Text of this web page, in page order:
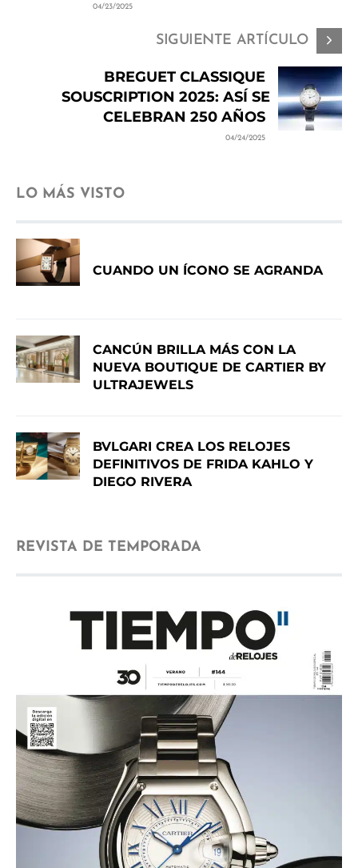
04/23/2025
SIGUIENTE ARTÍCULO
BREGUET CLASSIQUE
SOUSCRIPTION 2025: ASÍ SE
CELEBRAN 250 AÑOS
04/24/2025
LO MÁS VISTO
CUANDO UN ÍCONO SE AGRANDA
CANCÚN BRILLA MÁS CON LA
NUEVA BOUTIQUE DE CARTIER BY
ULTRAJEWELS
BVLGARI CREA LOS RELOJES
DEFINITIVOS DE FRIDA KAHLO Y
DIEGO RIVERA
REVISTA DE TEMPORADA